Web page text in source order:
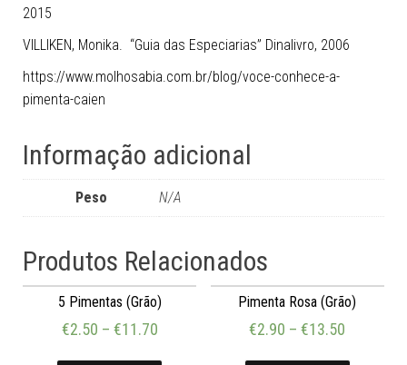
2015
VILLIKEN, Monika. “Guia das Especiarias” Dinalivro, 2006
https://www.molhosabia.com.br/blog/voce-conhece-a-
pimenta-caien
Informação adicional
Peso N/A
Produtos Relacionados
5 Pimentas (Grão)
€2.50 – €11.70
Pimenta Rosa (Grão)
€2.90 –€13.50